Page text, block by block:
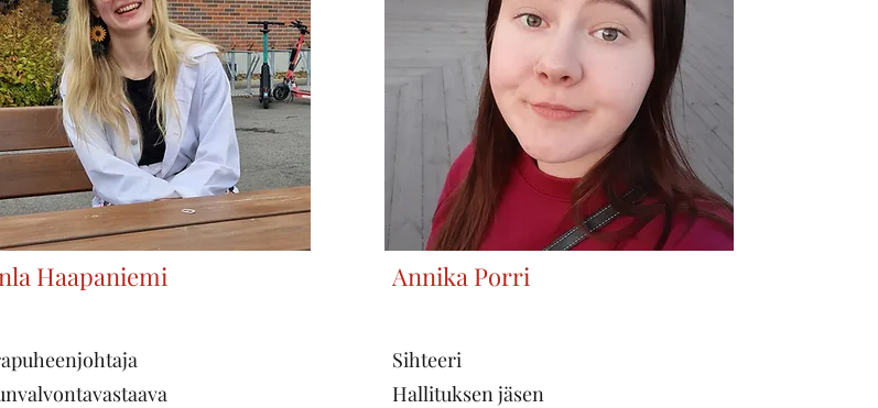
Haapaniemi Annika Porri
Sihteeri
Hallituksen jäsen